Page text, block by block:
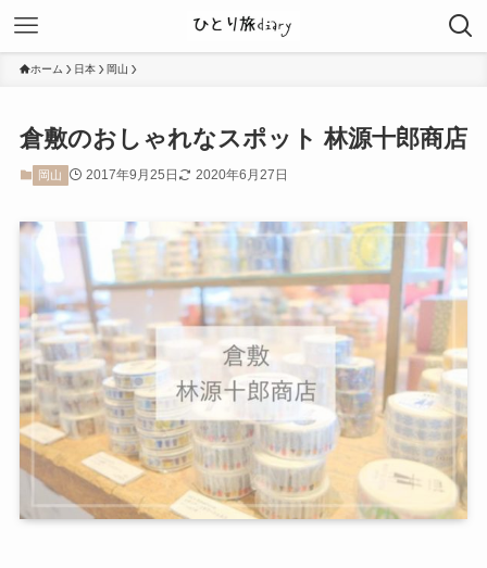
ホーム 日本 岡山
倉敷のおしゃれなスポット 林源十郎商店
岡山 2017年9月25日 2020年6月27日